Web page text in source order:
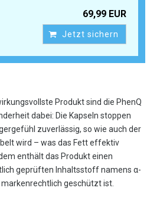
69,99 EUR
Jetzt sichern
Produkt sind die PhenQ
dabei: Die Kapseln stoppen
zuverlässig, so wie auch der
wird – was das Fett effektiv
enthält das Produkt einen
geprüften Inhaltsstoff namens α-
geschützt ist.